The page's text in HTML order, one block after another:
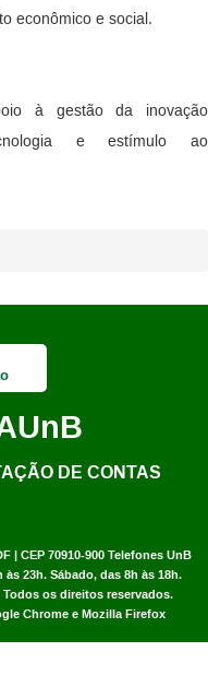
econômico e social.
à gestão da inovação
e estímulo ao
| CEP 70910-900 Telefones UnB
23h. Sábado, das 8h às 18h.
Todos os direitos reservados.
Chrome e Mozilla Firefox
UnB
DE CONTAS